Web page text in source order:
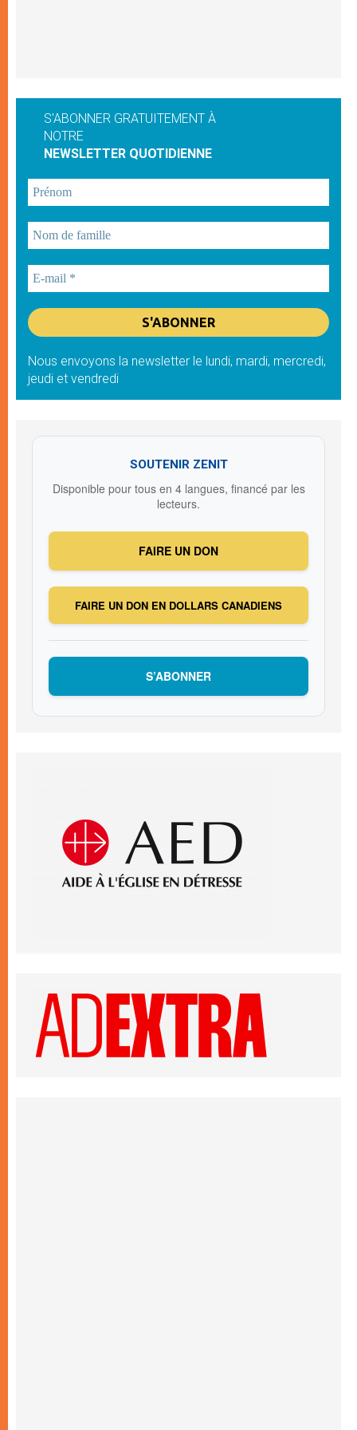
S'ABONNER GRATUITEMENT À
NOTRE
NEWSLETTER QUOTIDIENNE
Nous envoyons la newsletter le lundi, mardi, mercredi,
jeudi et vendredi
SOUTENIR ZENIT
Disponible pour tous en 4 langues, financé par les
lecteurs.
FAIRE UN DON
FAIRE UN DON EN DOLLARS CANADIENS
S’ABONNER